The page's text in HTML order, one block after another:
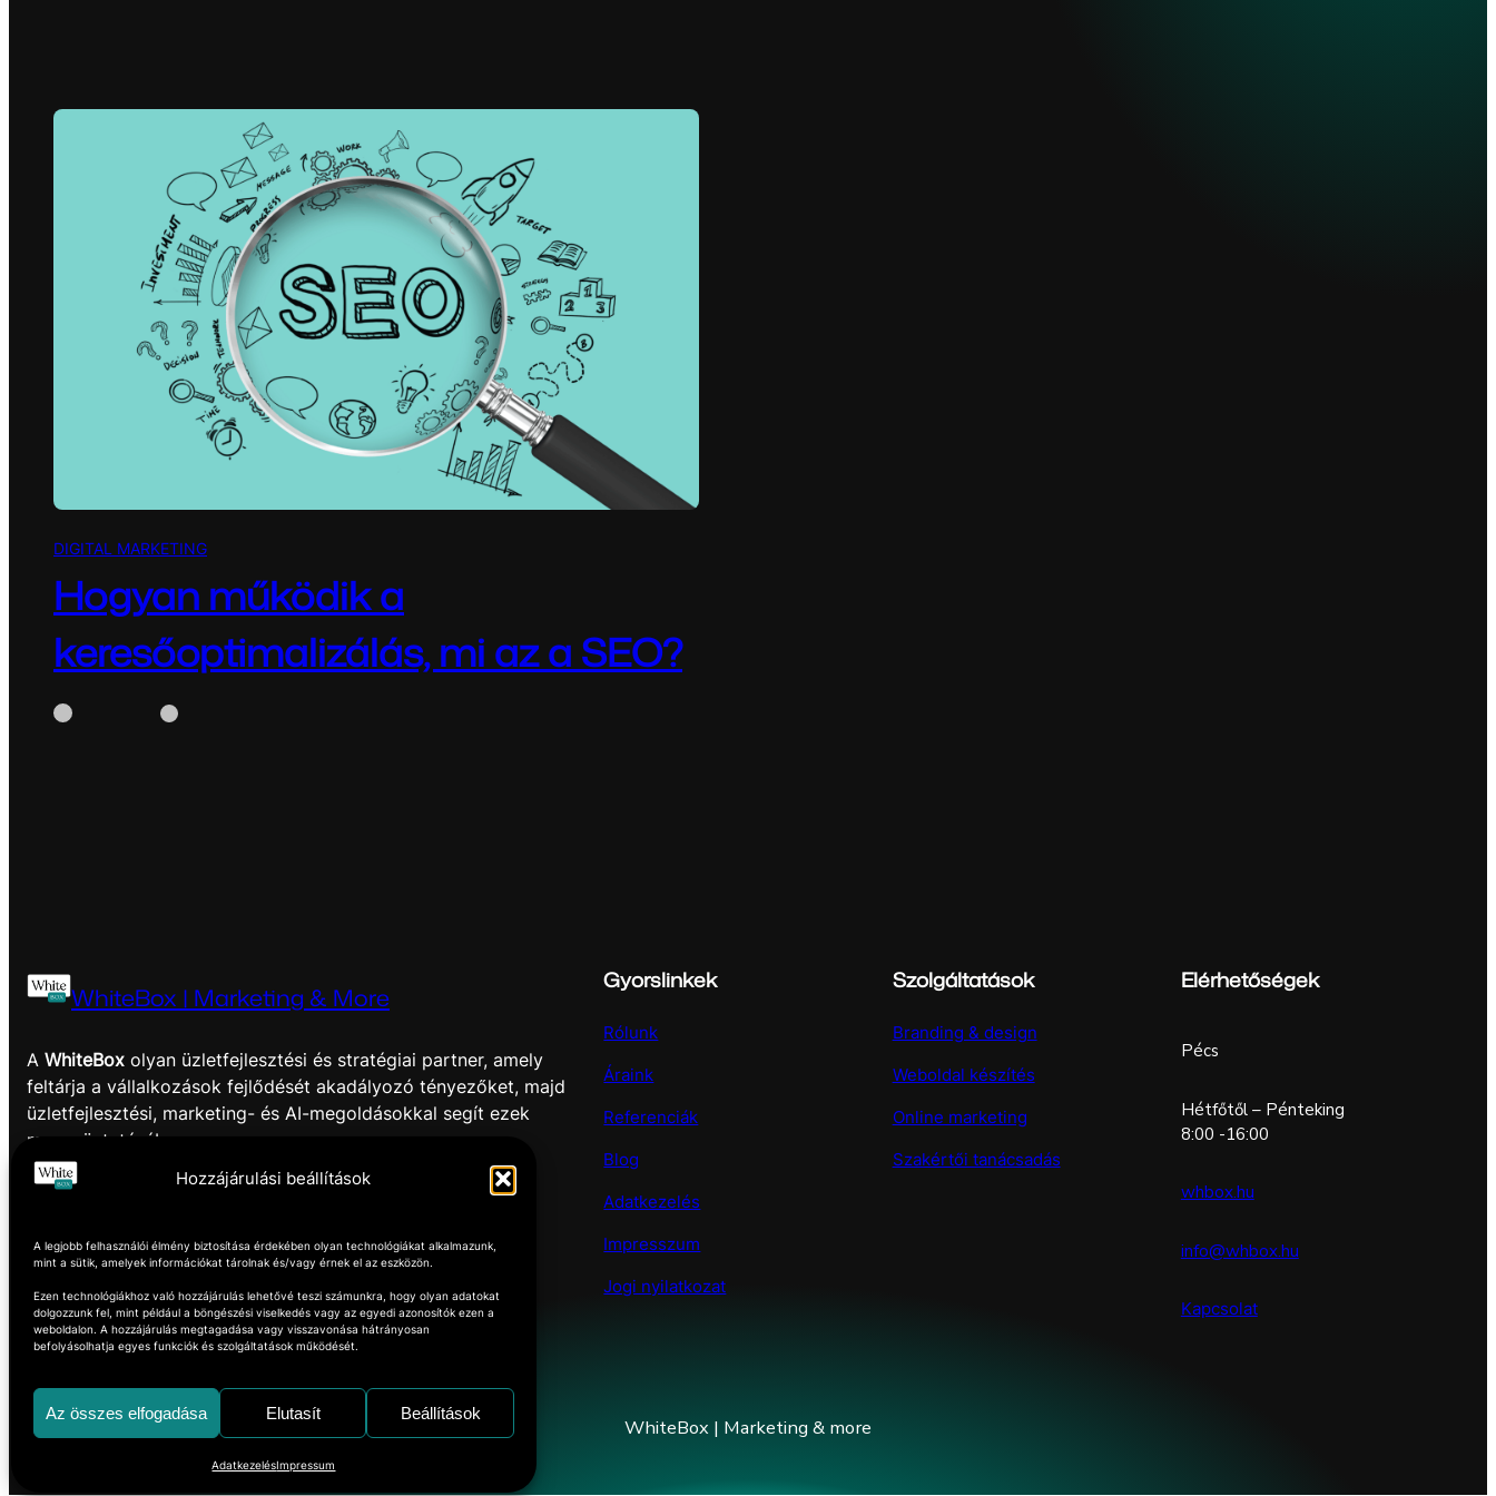
Hozzájárulási beállítások
A legjobb felhasználói élmény biztosítása érdekében olyan technológiákat alkalmazunk,
mint a sütik, amelyek információkat tárolnak és/vagy érnek el az eszközön.
Ezen technológiákhoz való hozzájárulás lehetővé teszi számunkra, hogy olyan adatokat
dolgozzunk fel, mint például a böngészési viselkedés vagy az egyedi azonosítók ezen a
weboldalon. A hozzájárulás megtagadása vagy visszavonása hátrányosan
befolyásolhatja egyes funkciók és szolgáltatások működését.
Az összes elfogadása Elutasít Beállítások
AdatkezelésImpressum
DIGITAL MARKETING
Hogyan működik a
keresőoptimalizálás, mi az a SEO?
WhiteBox | Marketing & More
A WhiteBox olyan üzletfejlesztési és stratégiai partner, amely
feltárja a vállalkozások fejlődését akadályozó tényezőket, majd
üzletfejlesztési, marketing- és AI-megoldásokkal segít ezek
megszüntetésében.
Think outside the box!
Facebook Instagram
Gyorslinkek
Rólunk
Áraink
Referenciák
Blog
Adatkezelés
Impresszum
Jogi nyilatkozat
Szolgáltatások
Branding & design
Weboldal készítés
Online marketing
Szakértői tanácsadás
Elérhetőségek
Pécs
Hétfőtől – Pénteking
8:00 -16:00
whbox.hu
info@whbox.hu
Kapcsolat
WhiteBox | Marketing & more